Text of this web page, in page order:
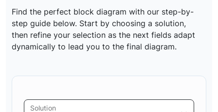
Find the perfect block diagram with our step-by-
step guide below. Start by choosing a solution,
then refine your selection as the next fields adapt
dynamically to lead you to the final diagram.
Solution